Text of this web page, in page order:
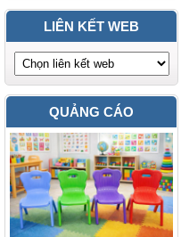
LIÊN KẾT WEB
QUẢNG CÁO